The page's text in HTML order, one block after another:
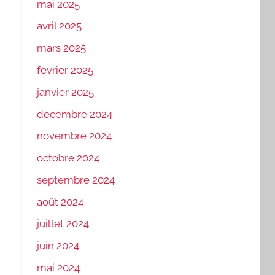
mai 2025
avril 2025
mars 2025
février 2025
janvier 2025
décembre 2024
novembre 2024
octobre 2024
septembre 2024
août 2024
juillet 2024
juin 2024
mai 2024